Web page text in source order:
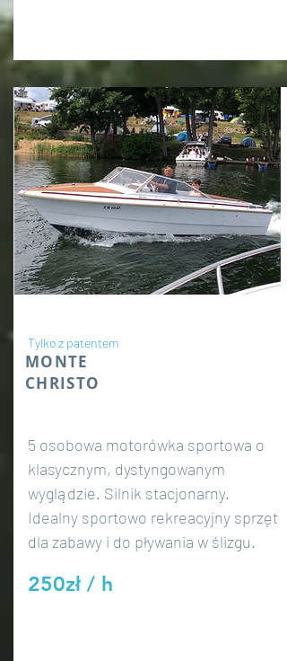
Tylko z patentem
MONTE
CHRISTO
5 osobowa motorówka sportowa o
klasycznym, dystyngowanym
wyglądzie. Silnik stacjonarny.
Idealny sportowo rekreacyjny sprzęt
dla zabawy i do pływania w ślizgu.
250zł / h